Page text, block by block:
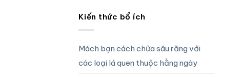
Kiến thức bổ ích
Mách bạn cách chữa sâu răng với
các loại lá quen thuộc hằng ngày